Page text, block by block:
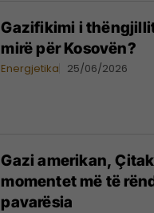
Gazifikimi i
mirë për Kosovën?
Energjetika 25/06/2026
Gazi amerikan,
momentet më të
pavarësia